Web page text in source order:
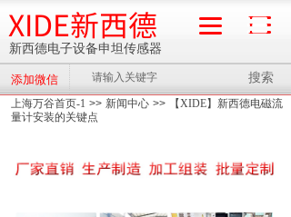
上海万谷首页-1 >> 新闻中心 >>
【XIDE】新西德电磁流
量计安装的关键点
搜索
添加微信
新西德电子设备申坦传感器
XIDE新西德